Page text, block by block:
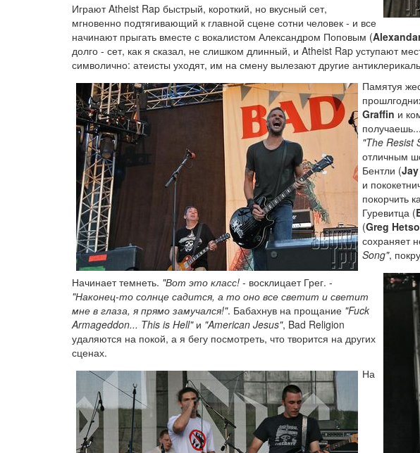
Играют Atheist Rap быстрый, короткий, но вкусный сет,
мгновенно подтягивающий к главной сцене сотни человек - и все
начинают прыгать вместе с вокалистом Александром Поповым (
долго - сет, как я сказал, не слишком длинный, и Atheist Rap уступают
символично: атеисты уходят, им на смену вылезают другие
Памятуя
Graffin и
"The Resist
отличным
Бентли (
и
покорчить
Гуревитца (
(Greg
сохраняет
Song",
Начинает темнеть. "Вот это класс! - восклицает Грег. -
"Наконец-то солнце садится, а то оно все светит и светит
мне в глаза, я прямо замучался!". Бабахнув на прощание "Fuck
Armageddon... This is Hell"и "American Jesus", Bad Religion
удаляются на покой, а я бегу посмотреть, что творится на других
сценах.
На